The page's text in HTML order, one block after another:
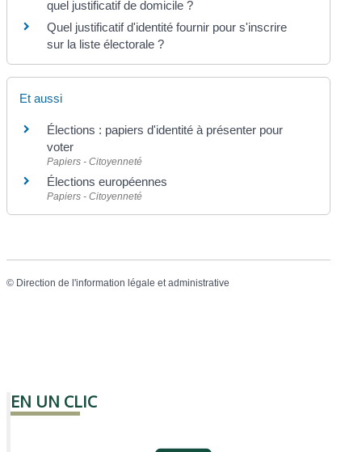
quel justificatif de domicile ?
Quel justificatif d'identité fournir pour s'inscrire
sur la liste électorale ?
Et aussi
Élections : papiers d'identité à présenter pour
voter
Papiers - Citoyenneté
Élections européennes
Papiers - Citoyenneté
© Direction de l'information légale et administrative
EN UN CLIC